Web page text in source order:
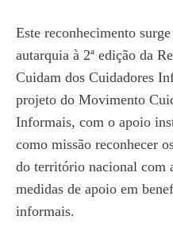
Este reconhecimento
autarquia à 2ª edição da
Cuidam dos Cuidadores
projeto do Movimento
Informais, com o apoio
como missão reconhecer
do território nacional com
medidas de apoio em
informais.